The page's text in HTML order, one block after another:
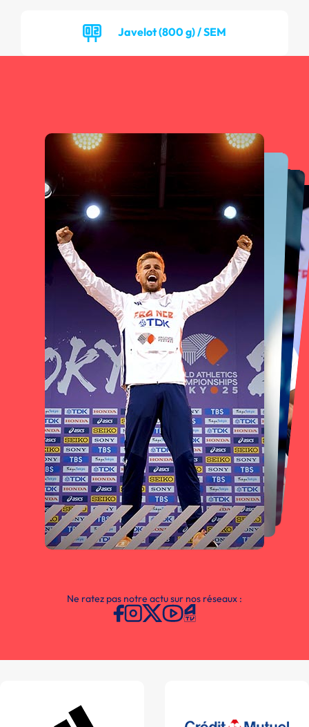
Javelot (800 g) / SEM
Ne ratez pas notre actu sur nos réseaux :